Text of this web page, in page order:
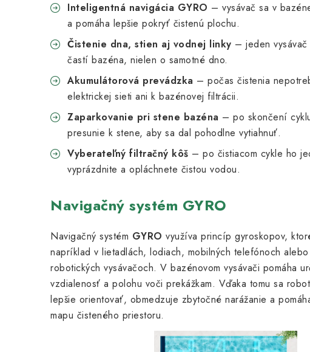
Inteligentná navigácia GYRO – vysávač sa v
a pomáha lepšie pokryť čistenú plochu.
Čistenie dna, stien aj vodnej linky – jeden
častí bazéna, nielen o samotné dno.
Akumulátorová prevádzka – počas čistenia
elektrickej sieti ani k bazénovej filtrácii.
Zaparkovanie pri stene bazéna – po skončení
presunie k stene, aby sa dal pohodlne vytiahnuť.
Vyberateľný filtračný kôš – po čistiacom cykle ho
vyprázdnite a opláchnete čistou vodou.
Navigačný systém GYRO
Navigačný systém GYRO využíva princíp gyroskopov,
napríklad v lietadlách, lodiach, mobilných telefónoch
robotických vysávačoch. V bazénovom vysávači pomáha
vzdialenosť a polohu voči prekážkam. Vďaka tomu sa
lepšie orientovať, obmedzuje zbytočné narážanie a
mapu čisteného priestoru.